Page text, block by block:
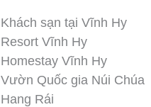
Khách sạn tại Vĩnh Hy
Resort Vĩnh Hy
Homestay Vĩnh Hy
Vườn Quốc gia Núi Chúa
Hang Rái